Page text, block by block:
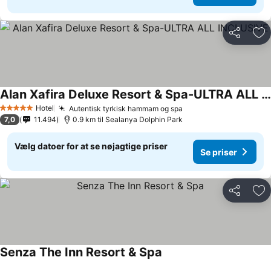
Del
5 Stjerner Hotel Autentisk tyrkisk hammam og spa
Alan Xafira Deluxe Resort & Spa-ULTRA ALL INCLUSIVE
7,0 11.494 0.9 km til Sealanya Dolphin Park
Vælg datoer for at se nøjagtige priser
Se priser
Del
Senza The Inn Resort & Spa